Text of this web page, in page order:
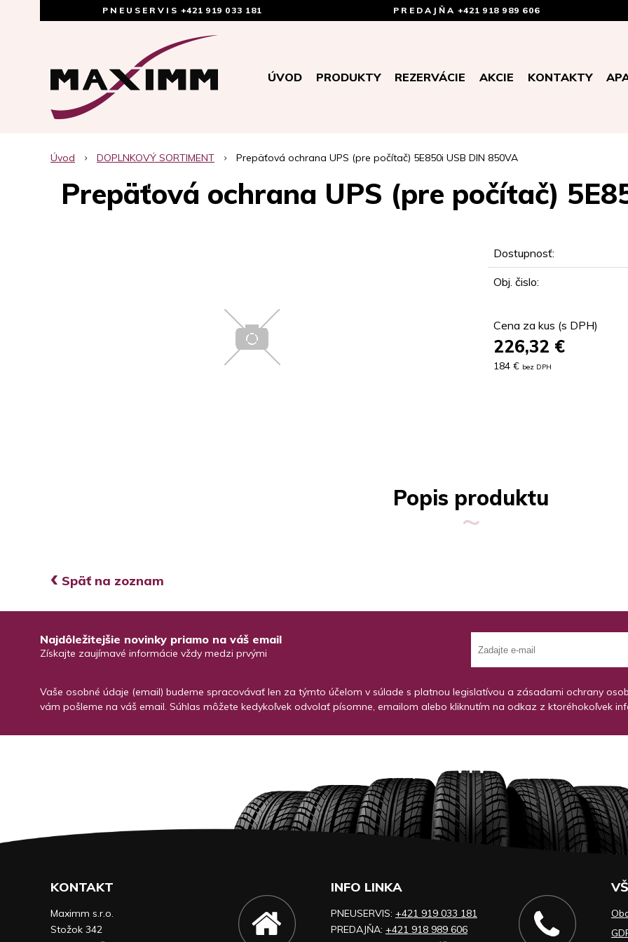
PNEUSERVIS +421 919 033 181 PREDAJŇA +421 918 989 606
ÚVOD PRODUKTY REZERVÁCIE AKCIE KONTAKTY
Úvod DOPLNKOVÝ SORTIMENT Prepäťová ochrana UPS (pre počítač) 5E850i USB DIN 850VA
Prepäťová ochrana UPS (pre počítač)
Dostupnosť:
Obj. čislo:
Cena za kus (s DPH)
226,32 €
184 € bez DPH
Popis produktu
‹ Späť na zoznam
Najdôležitejšie novinky priamo na váš email
Získajte zaujímavé informácie vždy medzi prvými
Vaše osobné údaje (email) budeme spracovávať len za týmto účelom v súlade s platnou legislatívou a zásadami ochrany
vám pošleme na váš email. Súhlas môžete kedykoľvek odvolať písomne, emailom alebo kliknutím na odkaz z ktoréhokoľvek
KONTAKT
Maximm s.r.o.
Stožok 342
INFO LINKA
PNEUSERVIS: +421 919 033 181
PREDAJŇA: +421 918 989 606